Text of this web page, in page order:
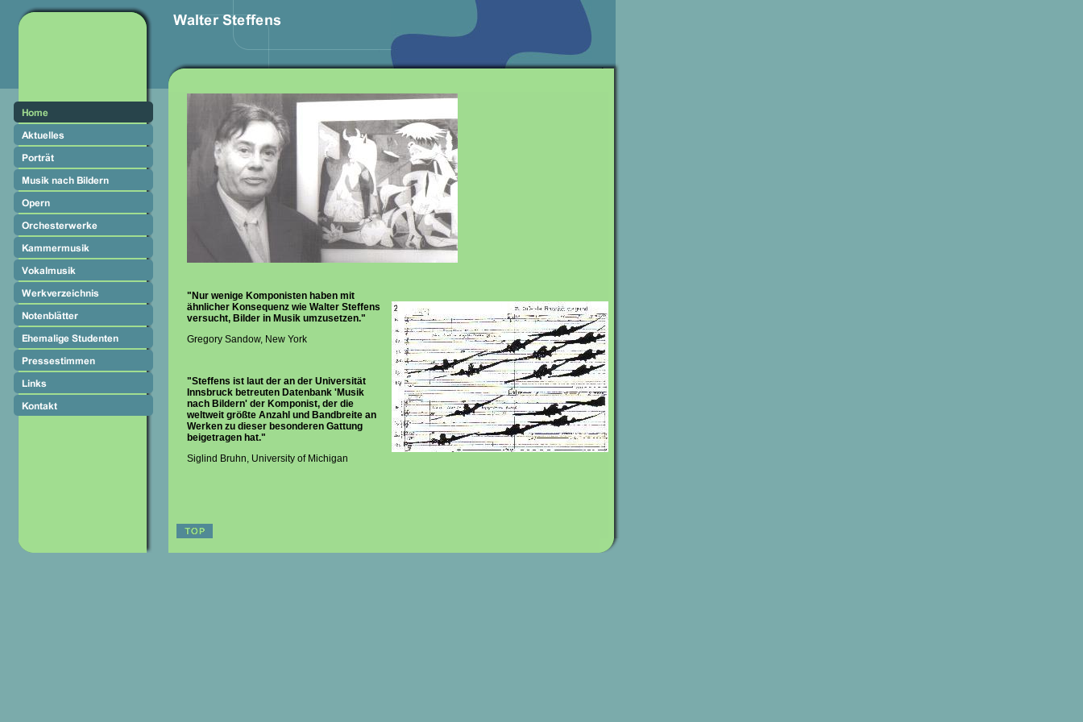
"Nur wenige Komponisten haben mit
ähnlicher Konsequenz wie Walter Steffens
versucht, Bilder in Musik umzusetzen."
Gregory Sandow, New York
"Steffens ist laut der an der Universität
Innsbruck betreuten Datenbank 'Musik
nach Bildern' der Komponist, der die
weltweit größte Anzahl und Bandbreite an
Werken zu dieser besonderen Gattung
beigetragen hat."
Siglind Bruhn, University of Michigan